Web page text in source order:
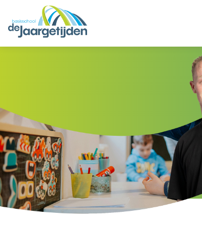
AANMELDEN
PRAKTISCH
OUDERS
CONTACT